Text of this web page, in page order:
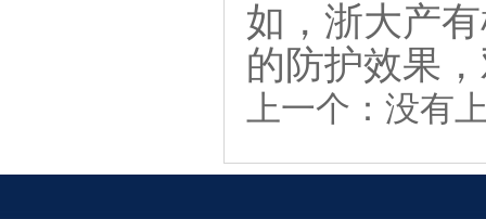
如，浙大产
的防护效果
上一个：没有